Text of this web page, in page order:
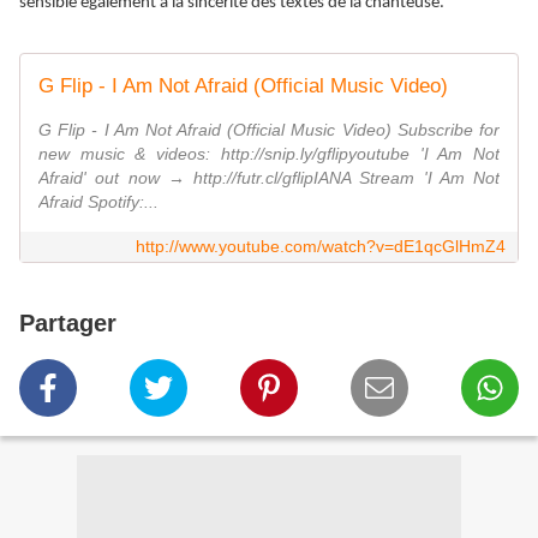
G Flip - I Am Not Afraid (Official Music Video)
G Flip - I Am Not Afraid (Official Music Video) Subscribe for
new music & videos: http://snip.ly/gflipyoutube 'I Am Not
Afraid' out now → http://futr.cl/gflipIANA Stream 'I Am Not
Afraid Spotify:...
http://www.youtube.com/watch?v=dE1qcGlHmZ4
Partager